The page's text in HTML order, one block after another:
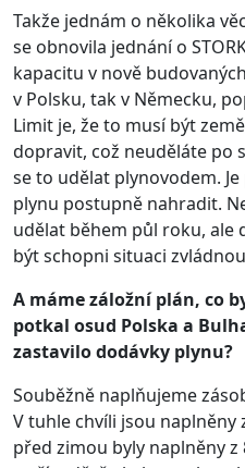
Takže jednám o několika
se obnovila jednání o
kapacitu v nově
v Polsku, tak v Německu,
Limit je, že to musí být
dopravit, což neuděláte po
se to udělat plynovodem.
plynu postupně nahradit.
udělat během půl roku, ale
být schopni situaci
A máme záložní plán, co
potkal osud Polska a
zastavilo dodávky plynu?
Souběžně naplňujeme
V tuhle chvíli jsou naplněny
před zimou byly naplněny